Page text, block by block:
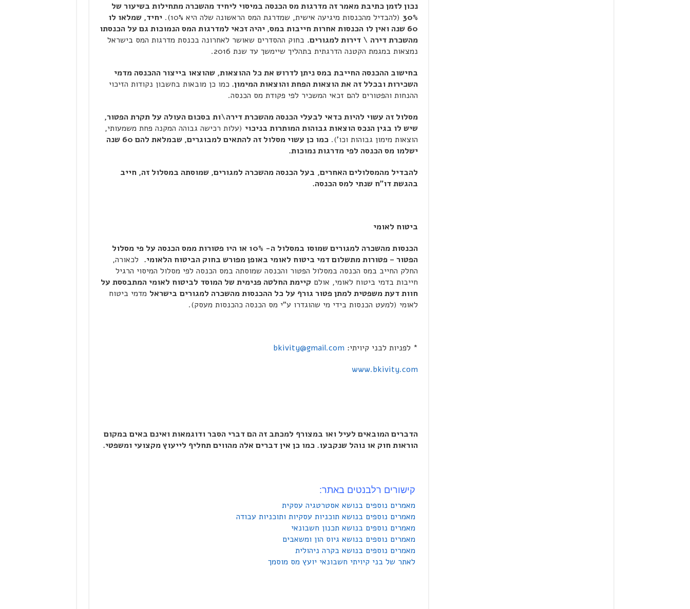
נכון לזמן כתיבת מאמר זה מדרגות מס הכנסה במיסוי ליחיד מהשכרה מתחילות בשיעור של
30% (להבדיל מהכנסות מיגיעה אישית, שמדרגת המס הראשונה שלה היא 10%).
יחיד, שמלאו לו
60 שנה ואין לו הכנסות אחרות חייבות במס, יהיה זכאי למדרגות המס הנמוכות גם על הכנסתו
מהשכרת דירה \ דירות למגורים. בחוק ההסדרים שאושר לאחרונה בכנסת מדרגות המס בישראל
נמצאות במגמת הקטנה הדרגתית בתהליך שיימשך עד שנת 2016.
בחישוב ההכנסה החייבת במס ניתן לדרוש את כל ההוצאות, שהוצאו בייצור ההכנסה מדמי
השכירות ובכלל זה את הוצאות הפחת והוצאות המימון. כמו כן מובאות בחשבון נקודות הזיכוי
ההנחות והפטורים להם זכאי המשכיר לפי פקודת מס הכנסה.
מסלול זה עשוי להיות כדאי לבעלי הכנסה מהשכרת דירה\ות בסכום העולה על תקרת הפטור,
שיש לו בגין הנכס הוצאות גבוהות המותרות בניכוי (עלות רכישה גבוהה המקנה פחת משמעותי,
הוצאות מימון גבוהות וכו').
כמו כן עשוי מסלול זה להתאים למבוגרים, שבמלאת להם 60 שנה
ישלמו מס הכנסה לפי מדרגות נמוכות.
להבדיל מהמסלולים האחרים, בעל הכנסה מהשכרה למגורים, שמוסתה במסלול זה, חייב
בהגשת דו"ח שנתי למס הכנסה.
ביטוח לאומי
הכנסות מהשכרה למגורים שמוסו במסלול ה- 10% או היו פטורות ממס הכנסה על פי מסלול
הפטור – פטורות מתשלום דמי ביטוח לאומי באופן מפורש בחוק הביטוח הלאומי. לכאורה,
החלק החייב במס הכנסה במסלול הפטור והכנסה שמוסתה במס הכנסה לפי מסלול המיסוי הרגיל
חייבות בדמי ביטוח לאומי, אולם קיימת החלטה פנימית של המוסד לביטוח לאומי המתבססת על
חוות דעת משפטית למתן פטור גורף על כל ההכנסות מהשכרה למגורים בישראל מדמי ביטוח
לאומי (למעט הכנסות בידי מי שהוגדרו ע"י מס הכנסה כהכנסות מעסק).
* לפניות לבני קיויתי: bkivity@gmail.com
www.bkivity.com
הדברים המובאים לעיל ואו במצורף למכתב זה הם דברי הסבר ודוגמאות ואינם באים במקום
הוראות חוק או נוהל שנקבעו. כמו כן אין דברים אלה מהווים תחליף לייעוץ מקצועי ומשפטי.
קישורים רלבנטים באתר:
מאמרים נוספים בנושא אסטרטגיה עסקית
מאמרים נוספים בנושא תוכניות עסקיות ותוכניות עבודה
מאמרים נוספים בנושא תכנון חשבונאי
מאמרים נוספים בנושא גיוס הון ומשאבים
מאמרים נוספים בנושא בקרה ניהולית
לאתר של בני קיויתי חשבונאי יועץ מס מוסמך